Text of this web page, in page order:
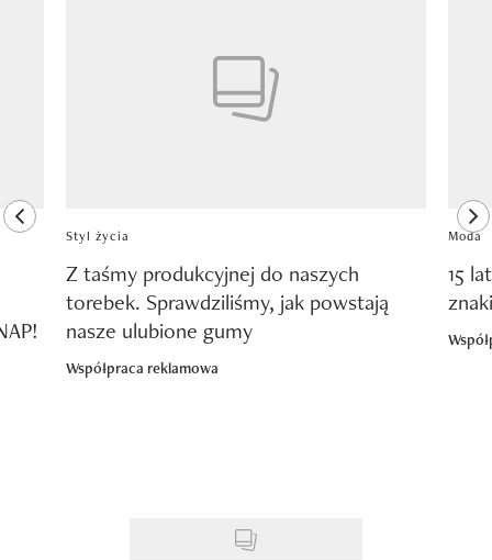
previous element
Styl życia
Z taśmy produkcyjnej do naszych
torebek. Sprawdziliśmy, jak powstają
nasze ulubione gumy
Współpraca reklamowa
Moda
15